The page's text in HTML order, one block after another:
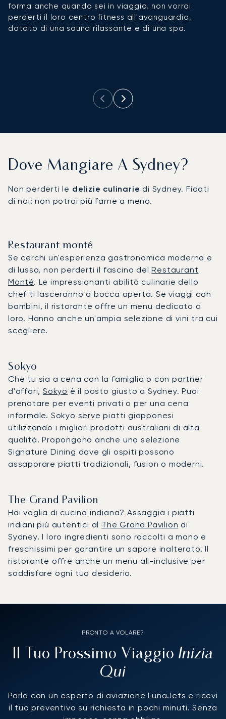
forma anche quando sei in viaggio, non vorrai
perderti il loro centro fitness all'avanguardia,
dotato di una sauna rilassante e di una spa.
Dove Mangiare A Sydney?
Non perderti le delizie culinarie di Sydney. Fidati
di noi: non potrai più farne a meno.
Restaurant monté
Se cerchi un'esperienza gastronomica moderna e
di lusso, non perderti il fascino delRestaurant
Monté. Le impressionanti abilità culinarie dello
chef ti lasceranno a bocca aperta. Se viaggi con
bambini, il ristorante offre un menu dedicato a
loro. Hanno anche un'ampia selezione di vini tra cui
scegliere.
Sokyo
Che tu sia a cena con la famiglia o con partner
d'affari, Sokyo è il posto giusto a Sydney. Puoi
prenotare per eventi privati o per una cena
informale. Sokyo serve piatti giapponesi
utilizzando i migliori prodotti australiani di alta
qualità. Propongono anche una selezione
Signature Dining dove gli ospiti possono
assaporare piatti tradizionali, fusion o moderni.
The Grand Pavilion
Hai voglia di cucina indiana? Assaggia i piatti
indiani più autentici al The Grand Pavilion di
Sydney. I loro ingredienti sono raccolti a mano e
freschissimi per garantire un sapore inalterato. Il
ristorante offre anche un menu all-inclusive per
soddisfare ogni tuo desiderio.
PRONTO A VOLARE?
Il Tuo Prossimo Viaggio Inizia
Qui
Parla con un esperto di aviazione LunaJets e ricevi
il tuo preventivo su richiesta in pochi minuti. Senza